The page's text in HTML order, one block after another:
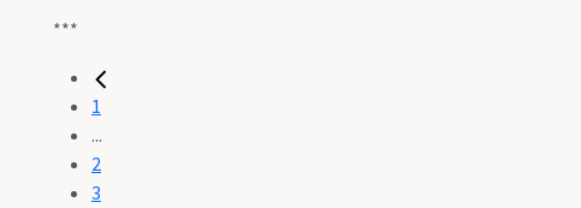
***
1
...
2
3